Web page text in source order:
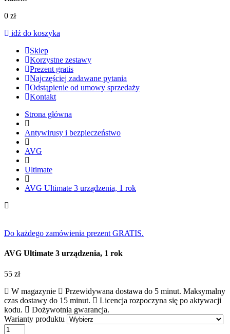
0 zł
idź do koszyka
Sklep
Korzystne zestawy
Prezent gratis
Najczęściej zadawane pytania
Odstąpienie od umowy sprzedaży
Kontakt
Strona główna
Antywirusy i bezpieczeństwo
AVG
Ultimate
AVG Ultimate 3 urządzenia, 1 rok
Do każdego zamówienia prezent GRATIS.
AVG Ultimate 3 urządzenia, 1 rok
55 zł
W magazynie
Przewidywana dostawa do 5 minut. Maksymalny
czas dostawy do 15 minut.
Licencja rozpoczyna się po aktywacji
kodu.
Dożywotnia gwarancja.
Warianty produktu